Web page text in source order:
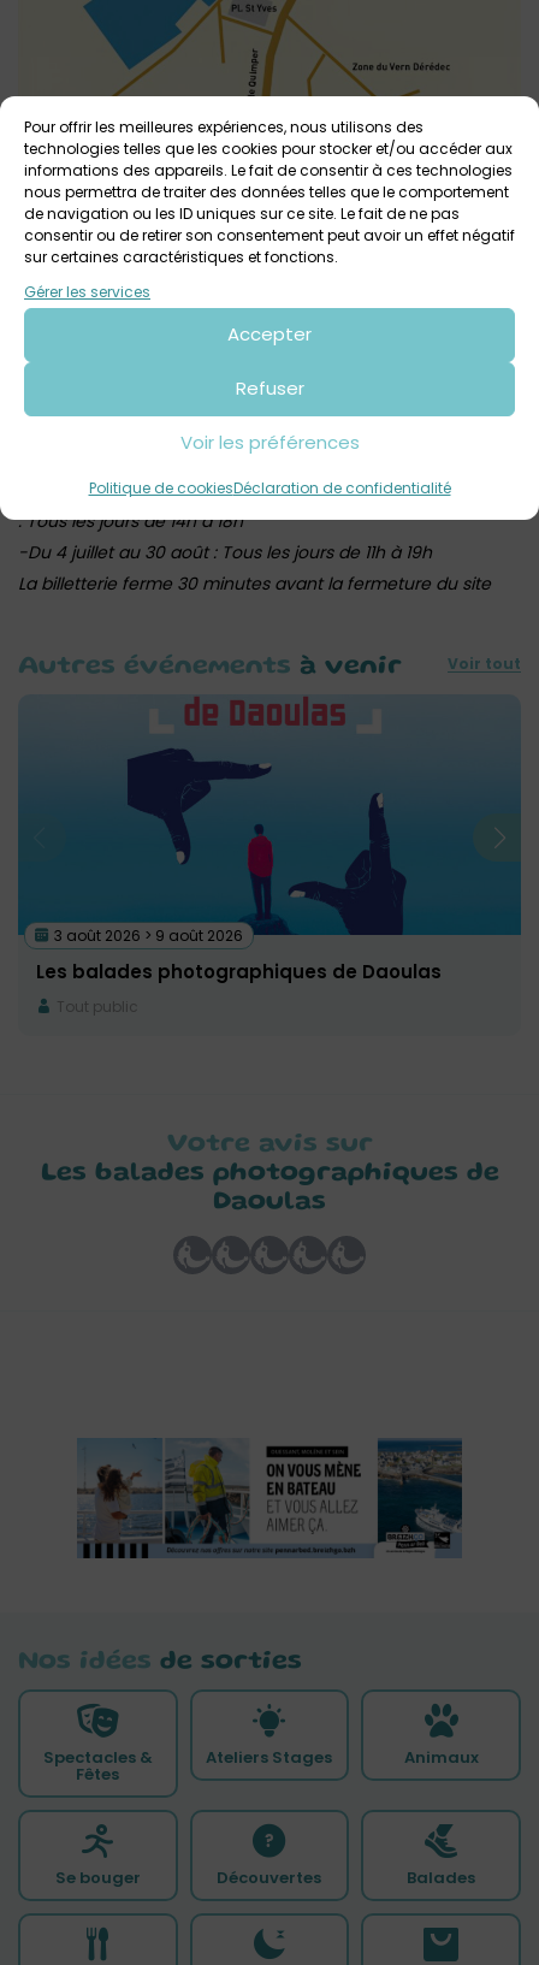
Pour offrir les meilleures expériences, nous utilisons des
technologies telles que les cookies pour stocker et/ou accéder aux
informations des appareils. Le fait de consentir à ces technologies
nous permettra de traiter des données telles que le comportement
de navigation ou les ID uniques sur ce site. Le fait de ne pas
consentir ou de retirer son consentement peut avoir un effet négatif
sur certaines caractéristiques et fonctions.
Gérer les services
Accepter
Refuser
Voir les préférences
Politique de cookiesDéclaration de confidentialité
Horaires 2026 d’ouverture de l’Abbaye de Daoulas :
-Du 27 avril au 3 juillet, du 2 septembre au 16 octobre et du
-Du 17 octobre au 1er novembre (vacances de la Toussaint)
: Tous les jours de 14h à 18h
-Du 4 juillet au 30 août : Tous les jours de 11h à 19h
La billetterie ferme 30 minutes avant la fermeture du site
Autres événements à venir Voir tout
3 août 2026 > 9 août 2026
Les balades photographiques de Daoulas
Tout public
Votre avis sur
Les balades photographiques de
Daoulas
Nos idées de sorties
Spectacles &
Fêtes
Ateliers Stages Animaux
Se bouger Découvertes Balades